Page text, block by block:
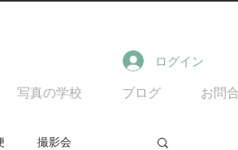
ログイン
写真の学校 ブログ お問
撮影会